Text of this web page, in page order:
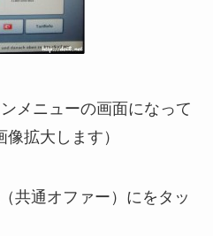
メニューの画面になって
拡大します）
共通オファー）にをタッ